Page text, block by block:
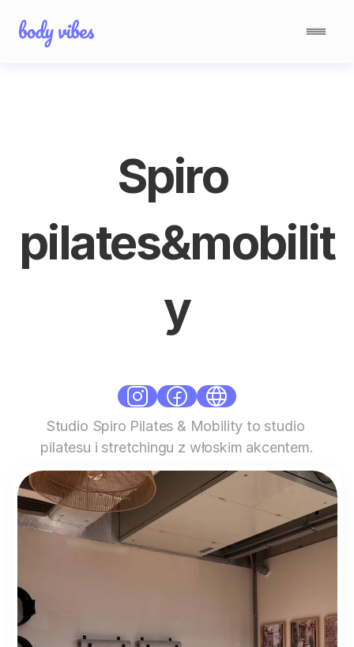
Spiro
pilates&mobilit
y
Studio Spiro Pilates & Mobility to studio
pilatesu i stretchingu z włoskim akcentem.